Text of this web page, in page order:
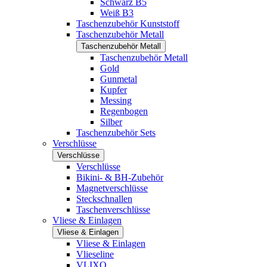
Schwarz B5
Weiß B3
Taschenzubehör Kunststoff
Taschenzubehör Metall
Taschenzubehör Metall
Taschenzubehör Metall
Gold
Gunmetal
Kupfer
Messing
Regenbogen
Silber
Taschenzubehör Sets
Verschlüsse
Verschlüsse
Verschlüsse
Bikini- & BH-Zubehör
Magnetverschlüsse
Steckschnallen
Taschenverschlüsse
Vliese & Einlagen
Vliese & Einlagen
Vliese & Einlagen
Vlieseline
VLIXO